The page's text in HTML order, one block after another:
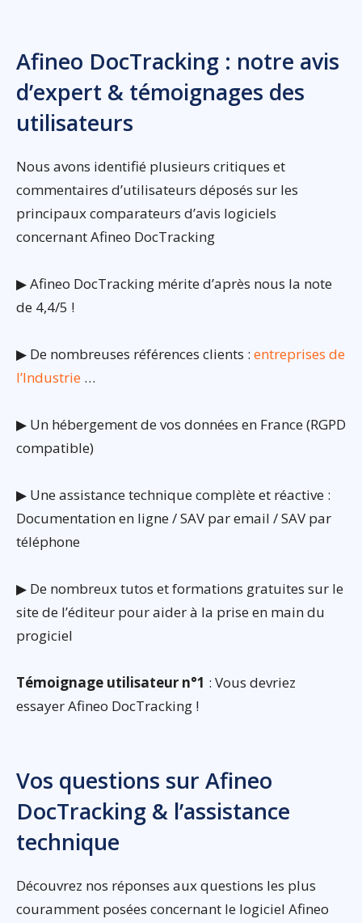
Afineo DocTracking : notre avis
d’expert & témoignages des
utilisateurs
Nous avons identifié plusieurs critiques et
commentaires d’utilisateurs déposés sur les
principaux comparateurs d’avis logiciels
concernant Afineo DocTracking
▶ Afineo DocTracking mérite d’après nous la note
de 4,4/5 !
▶ De nombreuses références clients : entreprises de
l’Industrie …
▶ Un hébergement de vos données en France (RGPD
compatible)
▶ Une assistance technique complète et réactive :
Documentation en ligne / SAV par email / SAV par
téléphone
▶ De nombreux tutos et formations gratuites sur le
site de l’éditeur pour aider à la prise en main du
progiciel
Témoignage utilisateur n°1 : Vous devriez
essayer Afineo DocTracking !
Vos questions sur Afineo
DocTracking & l’assistance
technique
Découvrez nos réponses aux questions les plus
couramment posées concernant le logiciel Afineo